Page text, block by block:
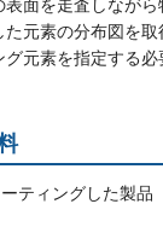
表面を走査しなが
元素の分布図を取
元素を指定する必
ティングした製品